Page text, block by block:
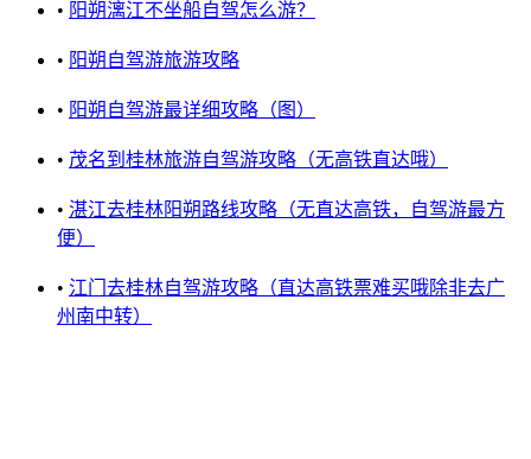
• 阳朔漓江不坐船自驾怎么游？
• 阳朔自驾游旅游攻略
• 阳朔自驾游最详细攻略（图）
• 茂名到桂林旅游自驾游攻略（无高铁直达哦）
• 湛江去桂林阳朔路线攻略（无直达高铁，自驾游最方
便）
• 江门去桂林自驾游攻略（直达高铁票难买哦除非去广
州南中转）